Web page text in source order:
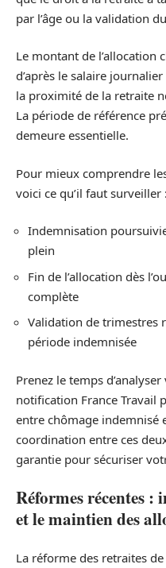
par l’âge ou la validation
Le montant de l’allocation
d’après le salaire journalier
la proximité de la retraite
La période de référence
demeure essentielle.
Pour mieux comprendre
voici ce qu’il faut surveiller :
Indemnisation
plein
Fin de l’allocation dès
complète
Validation de trimestres
période indemnisée
Prenez le temps
notification France Travail
entre chômage indemnisé
coordination entre ces
garantie pour sécuriser
Réformes récentes
et le maintien des
La réforme des retraites